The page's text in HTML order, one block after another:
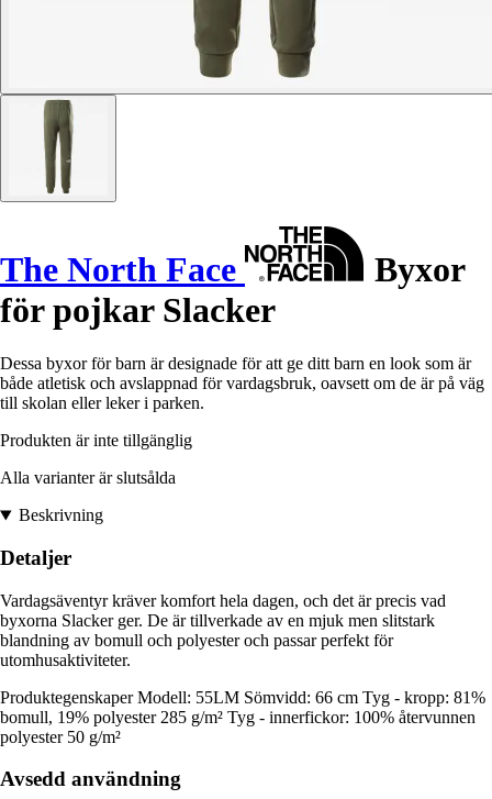
The North Face
Byxor
för pojkar Slacker
Dessa byxor för barn är designade för att ge ditt barn en look som är
både atletisk och avslappnad för vardagsbruk, oavsett om de är på väg
till skolan eller leker i parken.
Produkten är inte tillgänglig
Alla varianter är slutsålda
Beskrivning
Detaljer
Vardagsäventyr kräver komfort hela dagen, och det är precis vad
byxorna Slacker ger. De är tillverkade av en mjuk men slitstark
blandning av bomull och polyester och passar perfekt för
utomhusaktiviteter.
Produktegenskaper Modell: 55LM Sömvidd: 66 cm Tyg - kropp: 81%
bomull, 19% polyester 285 g/m² Tyg - innerfickor: 100% återvunnen
polyester 50 g/m²
Avsedd användning